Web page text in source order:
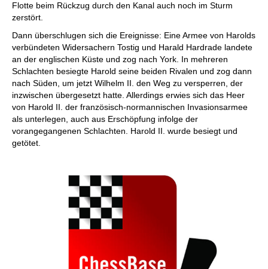
Flotte beim Rückzug durch den Kanal auch noch im Sturm
zerstört.
Dann überschlugen sich die Ereignisse: Eine Armee von Harolds
verbündeten Widersachern Tostig und Harald Hardrade landete
an der englischen Küste und zog nach York. In mehreren
Schlachten besiegte Harold seine beiden Rivalen und zog dann
nach Süden, um jetzt Wilhelm II. den Weg zu versperren, der
inzwischen übergesetzt hatte. Allerdings erwies sich das Heer
von Harold II. der französisch-normannischen Invasionsarmee
als unterlegen, auch aus Erschöpfung infolge der
vorangegangenen Schlachten. Harold II. wurde besiegt und
getötet.